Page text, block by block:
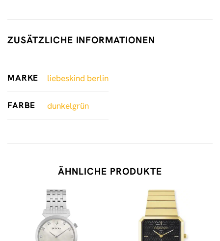
ZUSÄTZLICHE INFORMATIONEN
MARKE liebeskind berlin
FARBE dunkelgrün
ÄHNLICHE PRODUKTE